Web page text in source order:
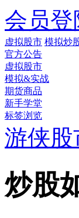
会员登
虚拟股市 模拟炒
官方公告
虚拟股市
模拟&实战
期货商品
新手学堂
标签浏览
游侠股
炒股